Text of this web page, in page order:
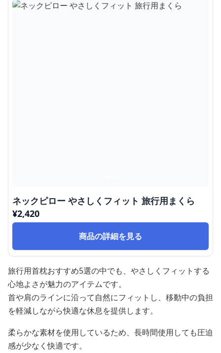
ネックピロー やさしくフィット 旅行用まくら
¥2,420
商品の詳細を見る
旅行用首枕おすすめ5選の中でも、やさしくフィットする
心地よさが魅力のアイテムです。
首や肩のラインに沿って自然にフィットし、移動中の負担
を軽減しながら快適な休息を提供します。
柔らかな素材を使用しているため、長時間使用しても圧迫
感が少なく快適です。